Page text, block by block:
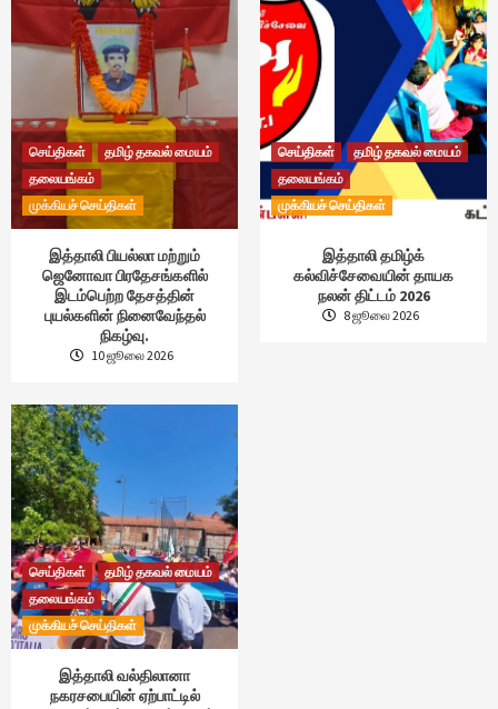
செய்திகள்
தமிழ் தகவல் மையம்
தலையங்கம்
முக்கியச் செய்திகள்
இத்தாலி பியல்லா மற்றும்
ஜெனோவா பிரதேசங்களில்
இடம்பெற்ற தேசத்தின்
புயல்களின் நினைவேந்தல்
நிகழ்வு.
10 ஜூலை 2026
செய்திகள்
தமிழ் தகவல் மையம்
தலையங்கம்
முக்கியச் செய்திகள்
இத்தாலி தமிழ்க்
கல்விச்சேவையின் தாயக
நலன் திட்டம் 2026
8 ஜூலை 2026
செய்திகள்
தமிழ் தகவல் மையம்
தலையங்கம்
முக்கியச் செய்திகள்
இத்தாலி வல்திலானா
நகரசபையின் ஏற்பாட்டில்